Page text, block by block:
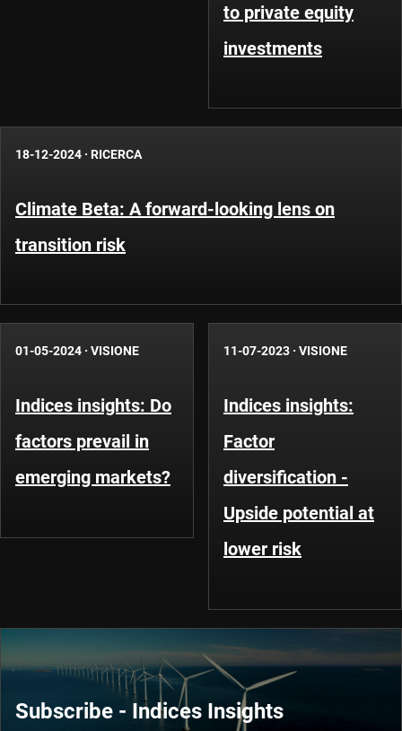
to private equity
investments
18-12-2024 · RICERCA
Climate Beta: A forward-looking lens on
transition risk
01-05-2024 · VISIONE
Indices insights: Do
factors prevail in
emerging markets?
11-07-2023 · VISIONE
Indices insights:
Factor
diversification -
Upside potential at
lower risk
Subscribe - Indices Insights